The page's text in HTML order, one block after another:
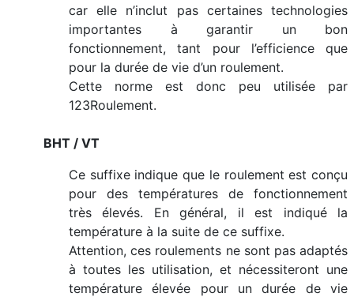
car elle n’inclut pas certaines technologies
importantes à garantir un bon
fonctionnement, tant pour l’efficience que
pour la durée de vie d’un roulement.
Cette norme est donc peu utilisée par
123Roulement.
BHT / VT
Ce suffixe indique que le roulement est conçu
pour des températures de fonctionnement
très élevés. En général, il est indiqué la
température à la suite de ce suffixe.
Attention, ces roulements ne sont pas adaptés
à toutes les utilisation, et nécessiteront une
température élevée pour un durée de vie